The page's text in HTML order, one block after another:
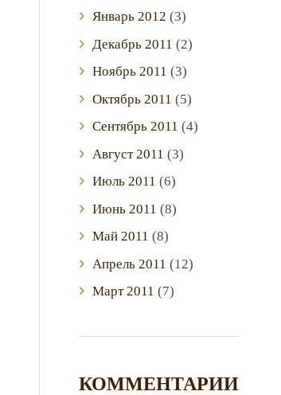
Январь 2012 (3)
Декабрь 2011 (2)
Ноябрь 2011 (3)
Октябрь 2011 (5)
Сентябрь 2011 (4)
Август 2011 (3)
Июль 2011 (6)
Июнь 2011 (8)
Май 2011 (8)
Апрель 2011 (12)
Март2011 (7)
КОММЕНТАРИИ